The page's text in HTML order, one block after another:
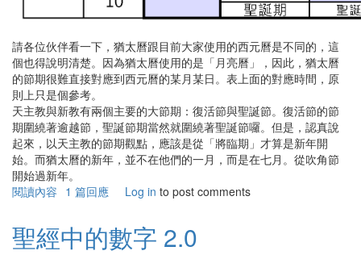
請各位伙伴看一下，猶太曆跟目前大家使用的西元曆是不同的，這
個也得說明清楚。因為猶太曆使用的是「月亮曆」，因此，猶太曆
的節期很難直接對應到西元曆的某月某日。表上面的對應時間，原
則上只是個參考。
天主教與新教有兩個主要的大節期：復活節與聖誕節。復活節的節
期圍繞著逾越節，聖誕節期當然就圍繞著聖誕節囉。但是，認真說
起來，以天主教的節期觀點，應該是從「將臨期」才算是新年開
始。而猶太曆的新年，並不在他們的一月，而是在七月。從吹角節
開始過新年。
閱讀內容 有
教
1 篇回應 Log in to post comments
聖經中的數字 2.0